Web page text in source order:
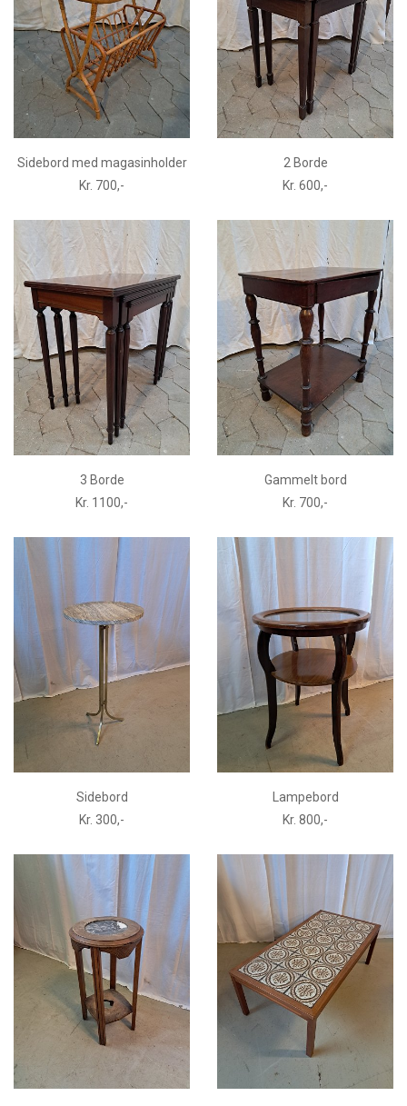
Sidebord med magasinholder
Kr. 700,-
2 Borde
Kr. 600,-
3 Borde
Kr. 1100,-
Gammelt bord
Kr. 700,-
Sidebord
Kr. 300,-
Lampebord
Kr. 800,-